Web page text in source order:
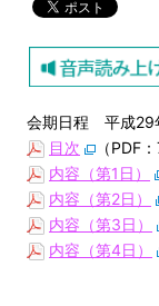
会期日程 平成29
目次
（PDF
内容（第1日）
内容（第2日）
内容（第3日）
内容（第4日）